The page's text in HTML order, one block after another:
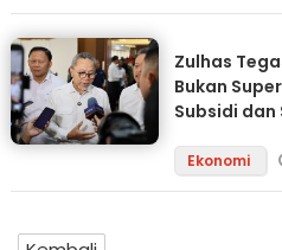
Zulhas
Bukan
Subsidi dan
Ekonomi